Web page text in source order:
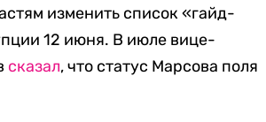
изменить список «гайд-
12 июня. В июле вице-
сказал, что статус Марсова поля